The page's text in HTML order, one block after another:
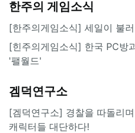
한주의 게임소식
[한주의게임소식] 세일이 불
[힌주의게임소식] 한국 PC방
'팰월드'
겜덕연구소
[겜덕연구소] 경찰을 따돌리
캐릭터들 대단하다!